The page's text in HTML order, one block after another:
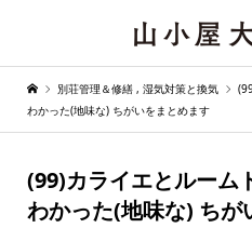
別荘管理＆修繕 , 湿気対策と換気
わかった(地味な) ちがいをまとめます
(99)カライエとルーム
わかった(地味な) ちが